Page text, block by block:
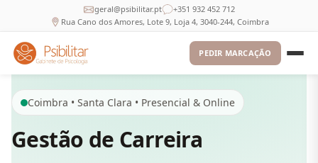
geral@psibilitar.pt
+351 932 452 712
Rua Cano dos Amores, Lote 9, Loja 4, 3040-244, Coimbra
PEDIR MARCAÇÃO
Coimbra • Santa Clara • Presencial & Online
Gestão de Carreira